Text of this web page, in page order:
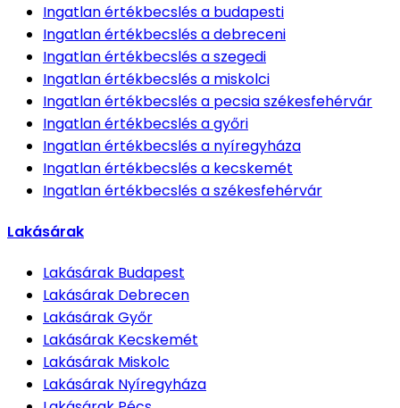
Ingatlan értékbecslésa budapesti
Ingatlan értékbecslésa debreceni
Ingatlan értékbecslésa szegedi
Ingatlan értékbecslésa miskolci
Ingatlan értékbecslésa pecsia székesfehérvár
Ingatlan értékbecslésa győri
Ingatlan értékbecslésa nyíregyháza
Ingatlan értékbecslésa kecskemét
Ingatlan értékbecslésa székesfehérvár
Lakásárak
Lakásárak Budapest
Lakásárak Debrecen
LakásárakGyőr
Lakásárak Kecskemét
Lakásárak Miskolc
Lakásárak Nyíregyháza